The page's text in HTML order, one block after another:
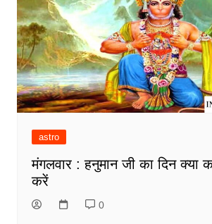
astro
मंगलवार : हनुमान जी का दिन क्या
करें
0